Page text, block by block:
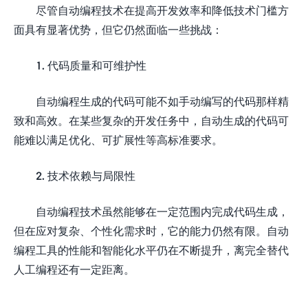
尽管自动编程技术在提高开发效率和降低技术门槛方
面具有显著优势，但它仍然面临一些挑战：
1. 代码质量和可维护性
自动编程生成的代码可能不如手动编写的代码那样精
致和高效。在某些复杂的开发任务中，自动生成的代码可
能难以满足优化、可扩展性等高标准要求。
2. 技术依赖与局限性
自动编程技术虽然能够在一定范围内完成代码生成，
但在应对复杂、个性化需求时，它的能力仍然有限。自动
编程工具的性能和智能化水平仍在不断提升，离完全替代
人工编程还有一定距离。